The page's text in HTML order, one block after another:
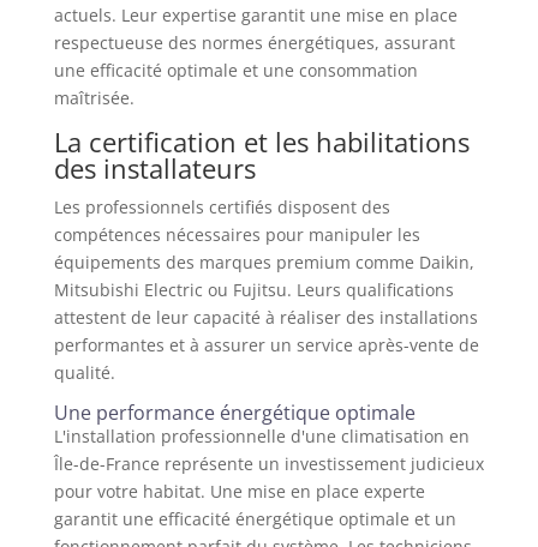
actuels. Leur expertise garantit une mise en place
respectueuse des normes énergétiques, assurant
une efficacité optimale et une consommation
maîtrisée.
La certification et les habilitations
des installateurs
Les professionnels certifiés disposent des
compétences nécessaires pour manipuler les
équipements des marques premium comme Daikin,
Mitsubishi Electric ou Fujitsu. Leurs qualifications
attestent de leur capacité à réaliser des installations
performantes et à assurer un service après-vente de
qualité.
Une performance énergétique optimale
L'installation professionnelle d'une climatisation en
Île-de-France représente un investissement judicieux
pour votre habitat. Une mise en place experte
garantit une efficacité énergétique optimale et un